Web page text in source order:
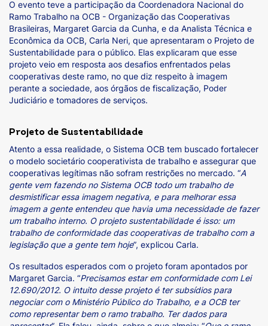
O evento teve a participação da Coordenadora Nacional do
Ramo Trabalho na OCB - Organização das Cooperativas
Brasileiras, Margaret Garcia da Cunha, e da Analista Técnica e
Econômica da OCB, Carla Neri, que apresentaram o Projeto de
Sustentabilidade para o público. Elas explicaram que esse
projeto veio em resposta aos desafios enfrentados pelas
cooperativas deste ramo, no que diz respeito à imagem
perante a sociedade, aos órgãos de fiscalização, Poder
Judiciário e tomadores de serviços.
Projeto de Sustentabilidade
Atento a essa realidade, o Sistema OCB tem buscado fortalecer
o modelo societário cooperativista de trabalho e assegurar que
cooperativas legítimas não sofram restrições no mercado. “A
gente vem fazendo no Sistema OCB todo um trabalho de
desmistificar essa imagem negativa, e para melhorar essa
imagem a gente entendeu que havia uma necessidade de fazer
um trabalho interno. O projeto sustentabilidade é isso: um
trabalho de conformidade das cooperativas de trabalho com a
legislação que a gente tem hoje”, explicou Carla.
Os resultados esperados com o projeto foram apontados por
Margaret Garcia. “Precisamos estar em conformidade com Lei
12.690/2012. O intuito desse projeto é ter subsídios para
negociar com o Ministério Público do Trabalho, e a OCB ter
como representar bem o ramo trabalho. Ter dados para